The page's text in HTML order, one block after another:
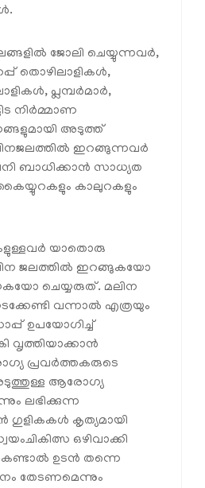
ജോലി ചെയ്യുന്നവർ,
തൊഴിലാളികൾ,
പ്ലമ്പർമാർ,
നിർമ്മാണ
അടുത്ത്
ഇറങ്ങുന്നവർ
ബാധിക്കാൻ സാധ്യത
കാലുറകളും
യാതൊരു
ജലത്തിൽ ഇറങ്ങുകയോ
ചെയ്യരുത്. മലിന
വന്നാൽ എത്രയും
ഉപയോഗിച്ച്
വൃത്തിയാക്കാൻ
പ്രവർത്തകരുടെ
അടുത്തുള്ള ആരോഗ്യ
ലഭിക്കുന്ന
കൃത്യമായി
ഒഴിവാക്കി
ഉടൻ തന്നെ
തേടണമെന്നും